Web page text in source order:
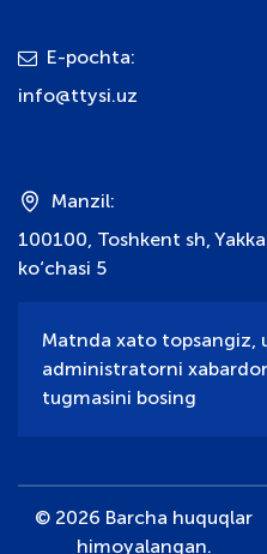
E-pochta:
info@ttysi.uz
Manzil:
100100, Toshkent sh,
ko‘chasi 5
Matnda xato topsangiz,
administratorni
tugmasini bosing
© 2026 Barcha huquqlar
himoyalangan.